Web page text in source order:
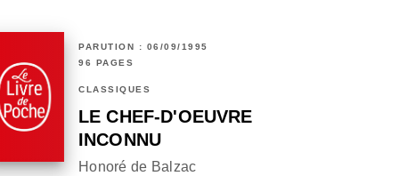
PARUTION : 06/09/1995
96 PAGES
CLASSIQUES
LE CHEF-D'OEUVRE
INCONNU
Honoré de Balzac